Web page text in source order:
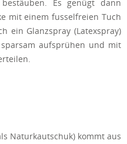
Es genügt dann
mit einem fusselfreien Tuch
ein Glanzspray (Latexspray)
aufsprühen und mit
Naturkautschuk) kommt aus